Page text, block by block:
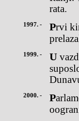
rata.
1997. - Prvi kineski vojnici ušli su u Hongkong u okviru pripremaza
1999. - U vazdušnim napadima NATO na SR Jugoslaviju pogođeni
2000. - Parlament Rusije ratifikovao je rusko-američki Sporazum